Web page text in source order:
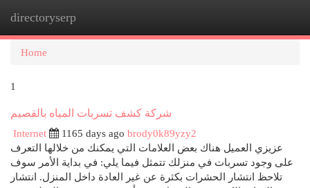
directoryserp
Home
1
شركة كشف تسربات المياه بالقصيم
Internet
1165 days ago brody0k89yzy2
عزيزي العميل هناك بعض العلامات التي يمكنك من خلالها التعرف
على وجود تسربات في منزلك تتمثل فيما يلي: في بداية الأمر سوف
تلاحظ انتشار الحشرات بكثرة عن غير العادة داخل المنزل. انتشار